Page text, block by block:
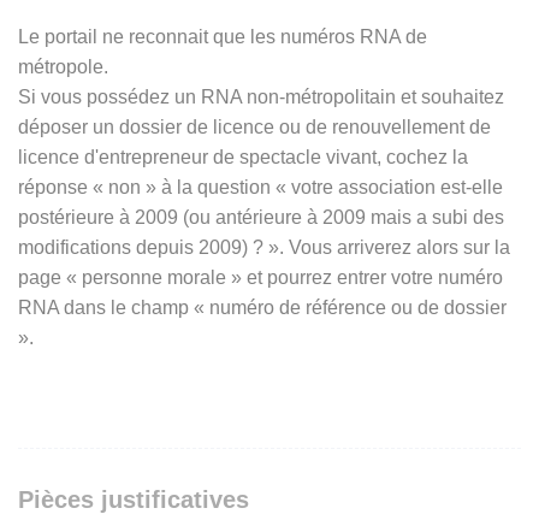
Le portail ne reconnait que les numéros RNA de
métropole.
Si vous possédez un RNA non-métropolitain et souhaitez
déposer un dossier de licence ou de renouvellement de
licence d'entrepreneur de spectacle vivant, cochez la
réponse « non » à la question « votre association est-elle
postérieure à 2009 (ou antérieure à 2009 mais a subi des
modifications depuis 2009) ? ». Vous arriverez alors sur la
page « personne morale » et pourrez entrer votre numéro
RNA dans le champ « numéro de référence ou de dossier
».
Pièces justificatives